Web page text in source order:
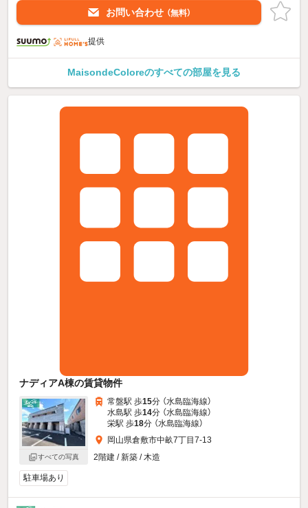
お問い合わせ （無料）
提供
MaisondeColoreのすべての部屋を見る
ナディアA棟の賃貸物件
すべての写真
常盤駅 歩15分 （水島臨海線）
水島駅 歩14分 （水島臨海線）
栄駅 歩18分 （水島臨海線）
岡山県倉敷市中畝7丁目7-13
2階建 / 新築 / 木造
駐車場あり